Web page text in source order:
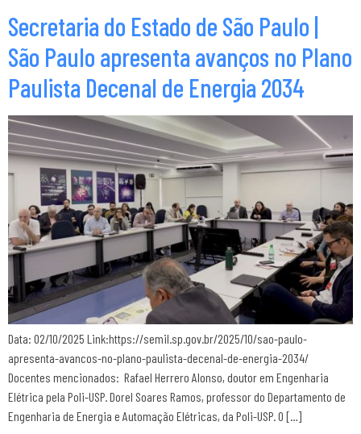
Secretaria do Estado de São Paulo |
São Paulo apresenta avanços no Plano
Paulista Decenal de Energia 2034
Data: 02/10/2025 Link:https://semil.sp.gov.br/2025/10/sao-paulo-
apresenta-avancos-no-plano-paulista-decenal-de-energia-2034/
Docentes mencionados: Rafael Herrero Alonso, doutor em Engenharia
Elétrica pela Poli-USP. Dorel Soares Ramos, professor do Departamento de
Engenharia de Energia e Automação Elétricas, da Poli-USP. O […]